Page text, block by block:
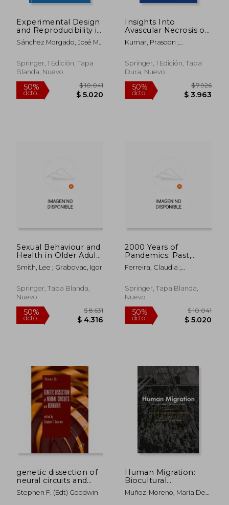
50% 50%
50%
dcto.
$ 12.860 50%
dcto.
Experimental Design
and Reproducibility in
Preclinical Animal
Studies (en Inglés)
Sánchez Morgado, José M. ;
Springer, 1 Edición, Tapa
Blanda, Nuevo
Insights Into
Avascular Necrosis of
the Femoral Head:
Learning for the
Professionals (en
Inglés)
Kumar, Prasoon ;
Kumar, Vishal
Springer, 1 Edición, Tapa
Dura, Nuevo
Sexual Behaviour and
Health in Older Adults
(en Inglés)
Smith, Lee ; Grabovac, Igor
Springer, Tapa Blanda,
Nuevo
2000 Years of
Pandemics: Past,
Present, and Future
(en Inglés)
Ferreira, Claudia ;
J. ; Balingit, Joselito S.
Springer, Tapa Blanda,
Nuevo
genetic dissection of
neural circuits and
behavior
Stephen F. (edt) Goodwin
Human Migration:
Biocultural
Perspectives (en
Inglés)
Muñoz-Moreno, María De